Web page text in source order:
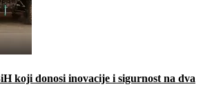
koji donosi inovacije i sigurnost na dva